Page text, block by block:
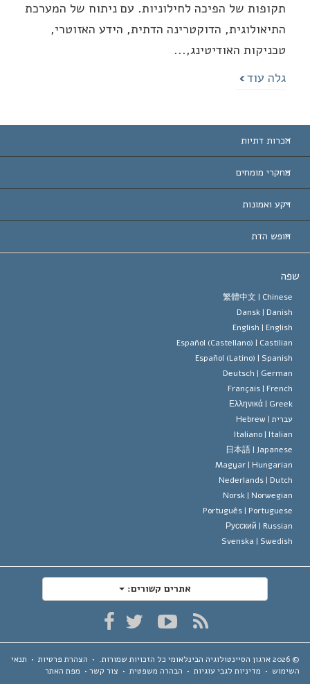
תקופות של הפיכה לחילוניות. עם ניתוח של המערכת
התיאולוגית, הדוקטרינה הדתית, הידע האזוטרי,
טכניקות האודיטינג,...
גלה עוד
הכרות דתיות
הברית
עולמיות
חשובות
מחקרי מומחים
לפי קטגוריה
המובילים בעולם
רקע ואמונות
האברד
האמונה של ארגון הסיינטולוגיה
הסיינטולוג
מיסקביג'
חופש הדת
של זכויות האדם הבינלאומיות
על דת
繁體中文 |
Dansk |
English |
Español (Castellano) |
Español (Latino) |
Deutsch |
Français |
Ελληνικά |
|
Hebrew
Italiano |
日本語 |
Magyar |
Nederlands |
Norsk |
Português |
Русский |
Svenska |
אתרים קשורים:
ארגון הסיינטולוגיה הבינלאומיכל הזכויות שמורות.•הצהרת פרטיות•תנאי
•מדיניות לגבי עוגיות•הבהרה משפטית•צור קשר•מפת האתר